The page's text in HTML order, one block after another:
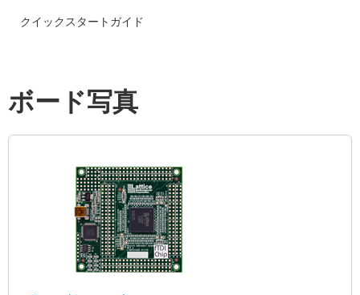
クイックスタートガイド
ボード写真